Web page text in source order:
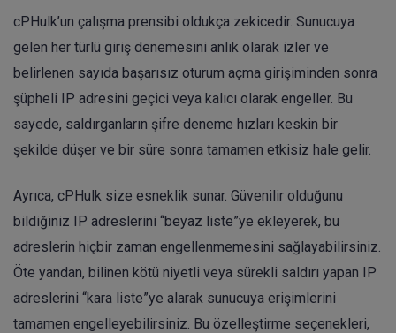
cPHulk’un çalışma prensibi oldukça zekicedir. Sunucuya
gelen her türlü giriş denemesini anlık olarak izler ve
belirlenen sayıda başarısız oturum açma girişiminden sonra
şüpheli IP adresini geçici veya kalıcı olarak engeller. Bu
sayede, saldırganların şifre deneme hızları keskin bir
şekilde düşer ve bir süre sonra tamamen etkisiz hale gelir.
Ayrıca, cPHulk size esneklik sunar. Güvenilir olduğunu
bildiğiniz IP adreslerini “beyaz liste”ye ekleyerek, bu
adreslerin hiçbir zaman engellenmemesini sağlayabilirsiniz.
Öte yandan, bilinen kötü niyetli veya sürekli saldırı yapan IP
adreslerini “kara liste”ye alarak sunucuya erişimlerini
tamamen engelleyebilirsiniz. Bu özelleştirme seçenekleri,